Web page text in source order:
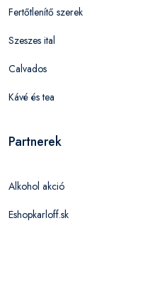
Fertőtlenítő szerek
Szeszes ital
Calvados
Kávé és tea
Partnerek
Alkohol akció
Eshopkarloff.sk